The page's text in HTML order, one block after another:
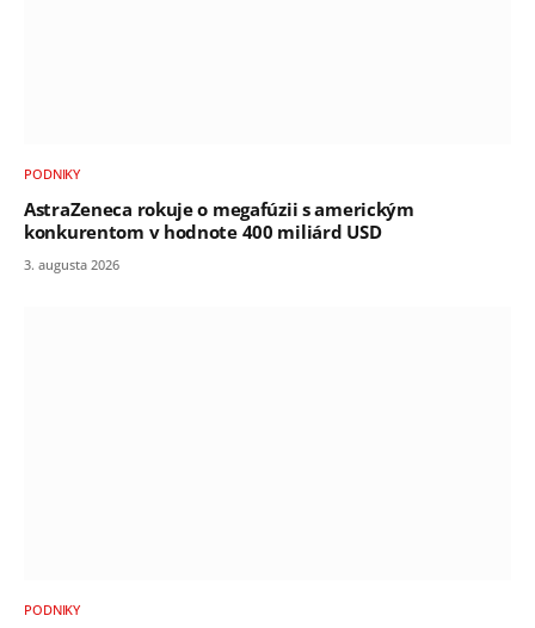
PODNIKY
AstraZeneca rokuje o megafúzii s americkým
konkurentom v hodnote 400 miliárd USD
3. augusta 2026
PODNIKY